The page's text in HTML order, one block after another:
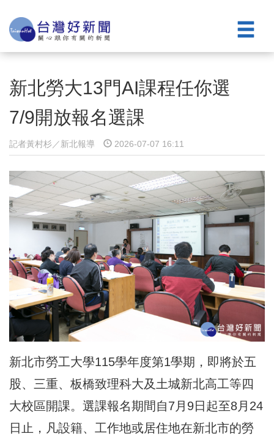
新北勞大13門AI課程任你選
7/9開放報名選課
記者黃村杉／新北報導 2026-07-07 16:11
新北市勞工大學115學年度第1學期，即將於五
股、三重、板橋致理科大及土城新北高工等四
大校區開課。選課報名期間自7月9日起至8月24
日止，凡設籍、工作地或居住地在新北市的勞